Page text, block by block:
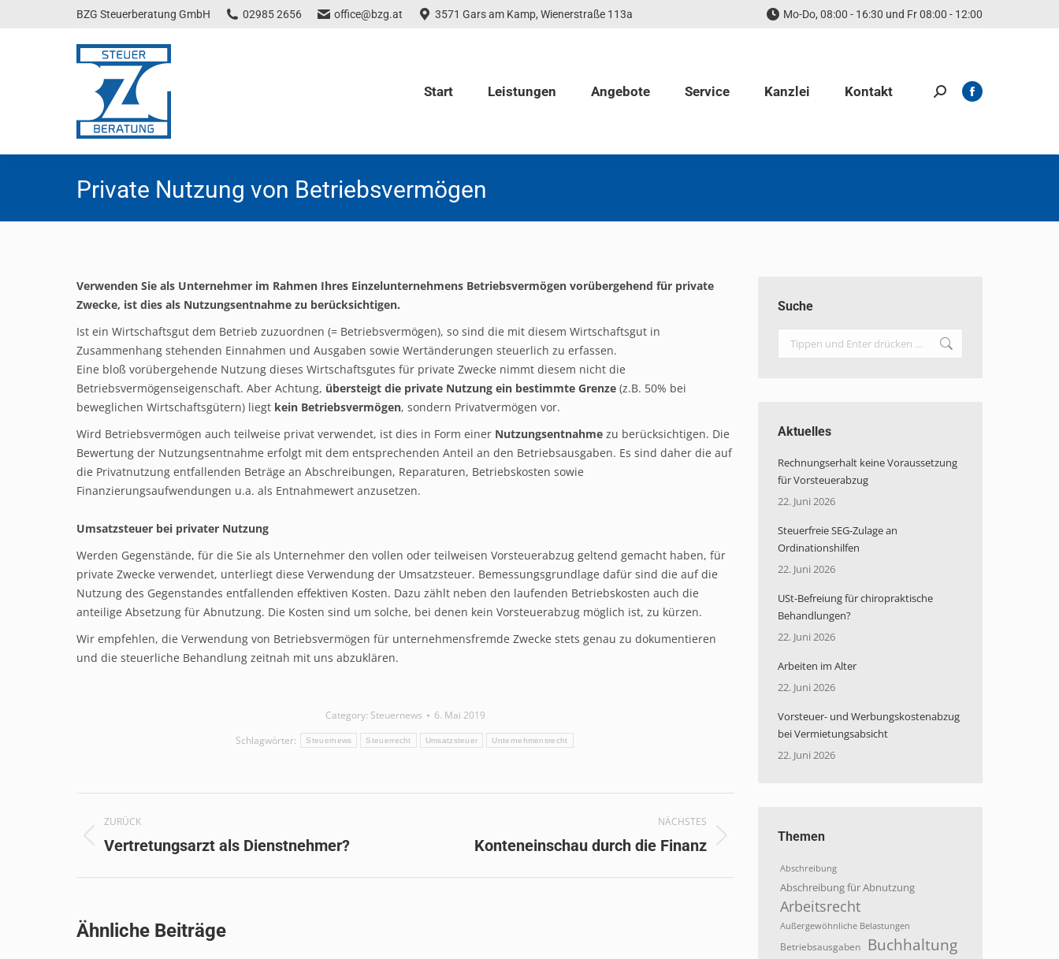
BZG Steuerberatung GmbH 02985 2656 office@bzg.at 3571 Gars am Kamp, Wienerstraße 113a Mo-Do, 08:00 - 16:30 und Fr 08:00 - 12:00
Start Leistungen Angebote Service Kanzlei Kontakt Search:Facebook
Private Nutzung von Betriebsvermögen
Verwenden Sie als Unternehmer im Rahmen Ihres Einzelunternehmens Betriebsvermögen vorübergehend für private
Zwecke, ist dies als Nutzungsentnahme zu berücksichtigen.
Ist ein Wirtschaftsgut dem Betrieb zuzuordnen (= Betriebsvermögen), so sind die mit diesem Wirtschaftsgut in
Zusammenhang stehenden Einnahmen und Ausgaben sowie Wertänderungen steuerlich zu erfassen.
Eine bloß vorübergehende Nutzung dieses Wirtschaftsgutes für private Zwecke nimmt diesem nicht die
Betriebsvermögenseigenschaft. Aber Achtung, übersteigt die private Nutzung ein bestimmte Grenze (z.B. 50% bei
beweglichen Wirtschaftsgütern) liegt kein Betriebsvermögen, sondern Privatvermögen vor.
Wird Betriebsvermögen auch teilweise privat verwendet, ist dies in Form einer Nutzungsentnahme zu berücksichtigen. Die
Bewertung der Nutzungsentnahme erfolgt mit dem entsprechenden Anteil an den Betriebsausgaben. Es sind daher die auf
die Privatnutzung entfallenden Beträge an Abschreibungen, Reparaturen, Betriebskosten sowie
Finanzierungsaufwendungen u.a. als Entnahmewert anzusetzen.
Umsatzsteuer bei privater Nutzung
Werden Gegenstände, für die Sie als Unternehmer den vollen oder teilweisen Vorsteuerabzug geltend gemacht haben, für
private Zwecke verwendet, unterliegt diese Verwendung der Umsatzsteuer. Bemessungsgrundlage dafür sind die auf die
Nutzung des Gegenstandes entfallenden effektiven Kosten. Dazu zählt neben den laufenden Betriebskosten auch die
anteilige Absetzung für Abnutzung. Die Kosten sind um solche, bei denen kein Vorsteuerabzug möglich ist, zu kürzen.
Wir empfehlen, die Verwendung von Betriebsvermögen für unternehmensfremde Zwecke stets genau zu dokumentieren
und die steuerliche Behandlung zeitnah mit uns abzuklären.
Category: Steuernews
6. Mai 2019
Schlagwörter:
Steuernews Steuerrecht Umsatzsteuer Unternehmensrecht
Kommentarnavigation
ZURÜCK
Vorheriger
Vertretungsarzt als Dienstnehmer?
NÄCHSTES
NächsterKonteneinschau durch die Finanz
Ähnliche Beiträge
Suche
Aktuelles
Rechnungserhalt keine Voraussetzung
für Vorsteuerabzug
22. Juni 2026
Steuerfreie SEG-Zulage an
Ordinationshilfen
22. Juni 2026
USt-Befreiung für chiropraktische
Behandlungen?
22. Juni 2026
Arbeiten im Alter
22. Juni 2026
Vorsteuer- und Werbungskostenabzug
bei Vermietungsabsicht
22. Juni 2026
Themen
Abschreibung
Abschreibung für Abnutzung
Arbeitsrecht
Außergewöhnliche Belastungen
Betriebsausgaben Buchhaltung